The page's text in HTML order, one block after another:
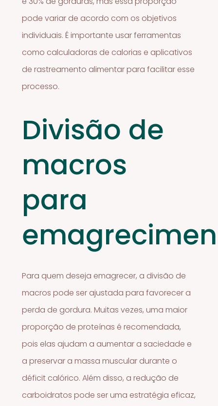
pode variar de acordo com os objetivos
individuais. É importante usar ferramentas
como calculadoras de calorias e aplicativos
de rastreamento alimentar para facilitar esse
processo.
Divisão de
macros
para
Para quem deseja emagrecer, a divisão de
macros pode ser ajustada para favorecer a
perda de gordura. Muitas vezes, uma maior
proporção de proteínas é recomendada,
pois elas ajudam a aumentar a saciedade e
a preservar a massa muscular durante o
déficit calórico. Além disso, a redução de
carboidratos pode ser uma estratégia eficaz,